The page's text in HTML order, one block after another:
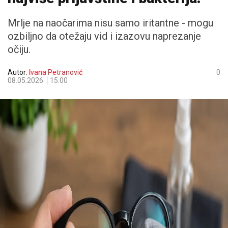
Mrlje na naočarima nisu samo iritantne - mogu
ozbiljno da otežaju vid i izazovu naprezanje
očiju.
Autor: Ivana Petranović
08.05.2026.
15:00
0